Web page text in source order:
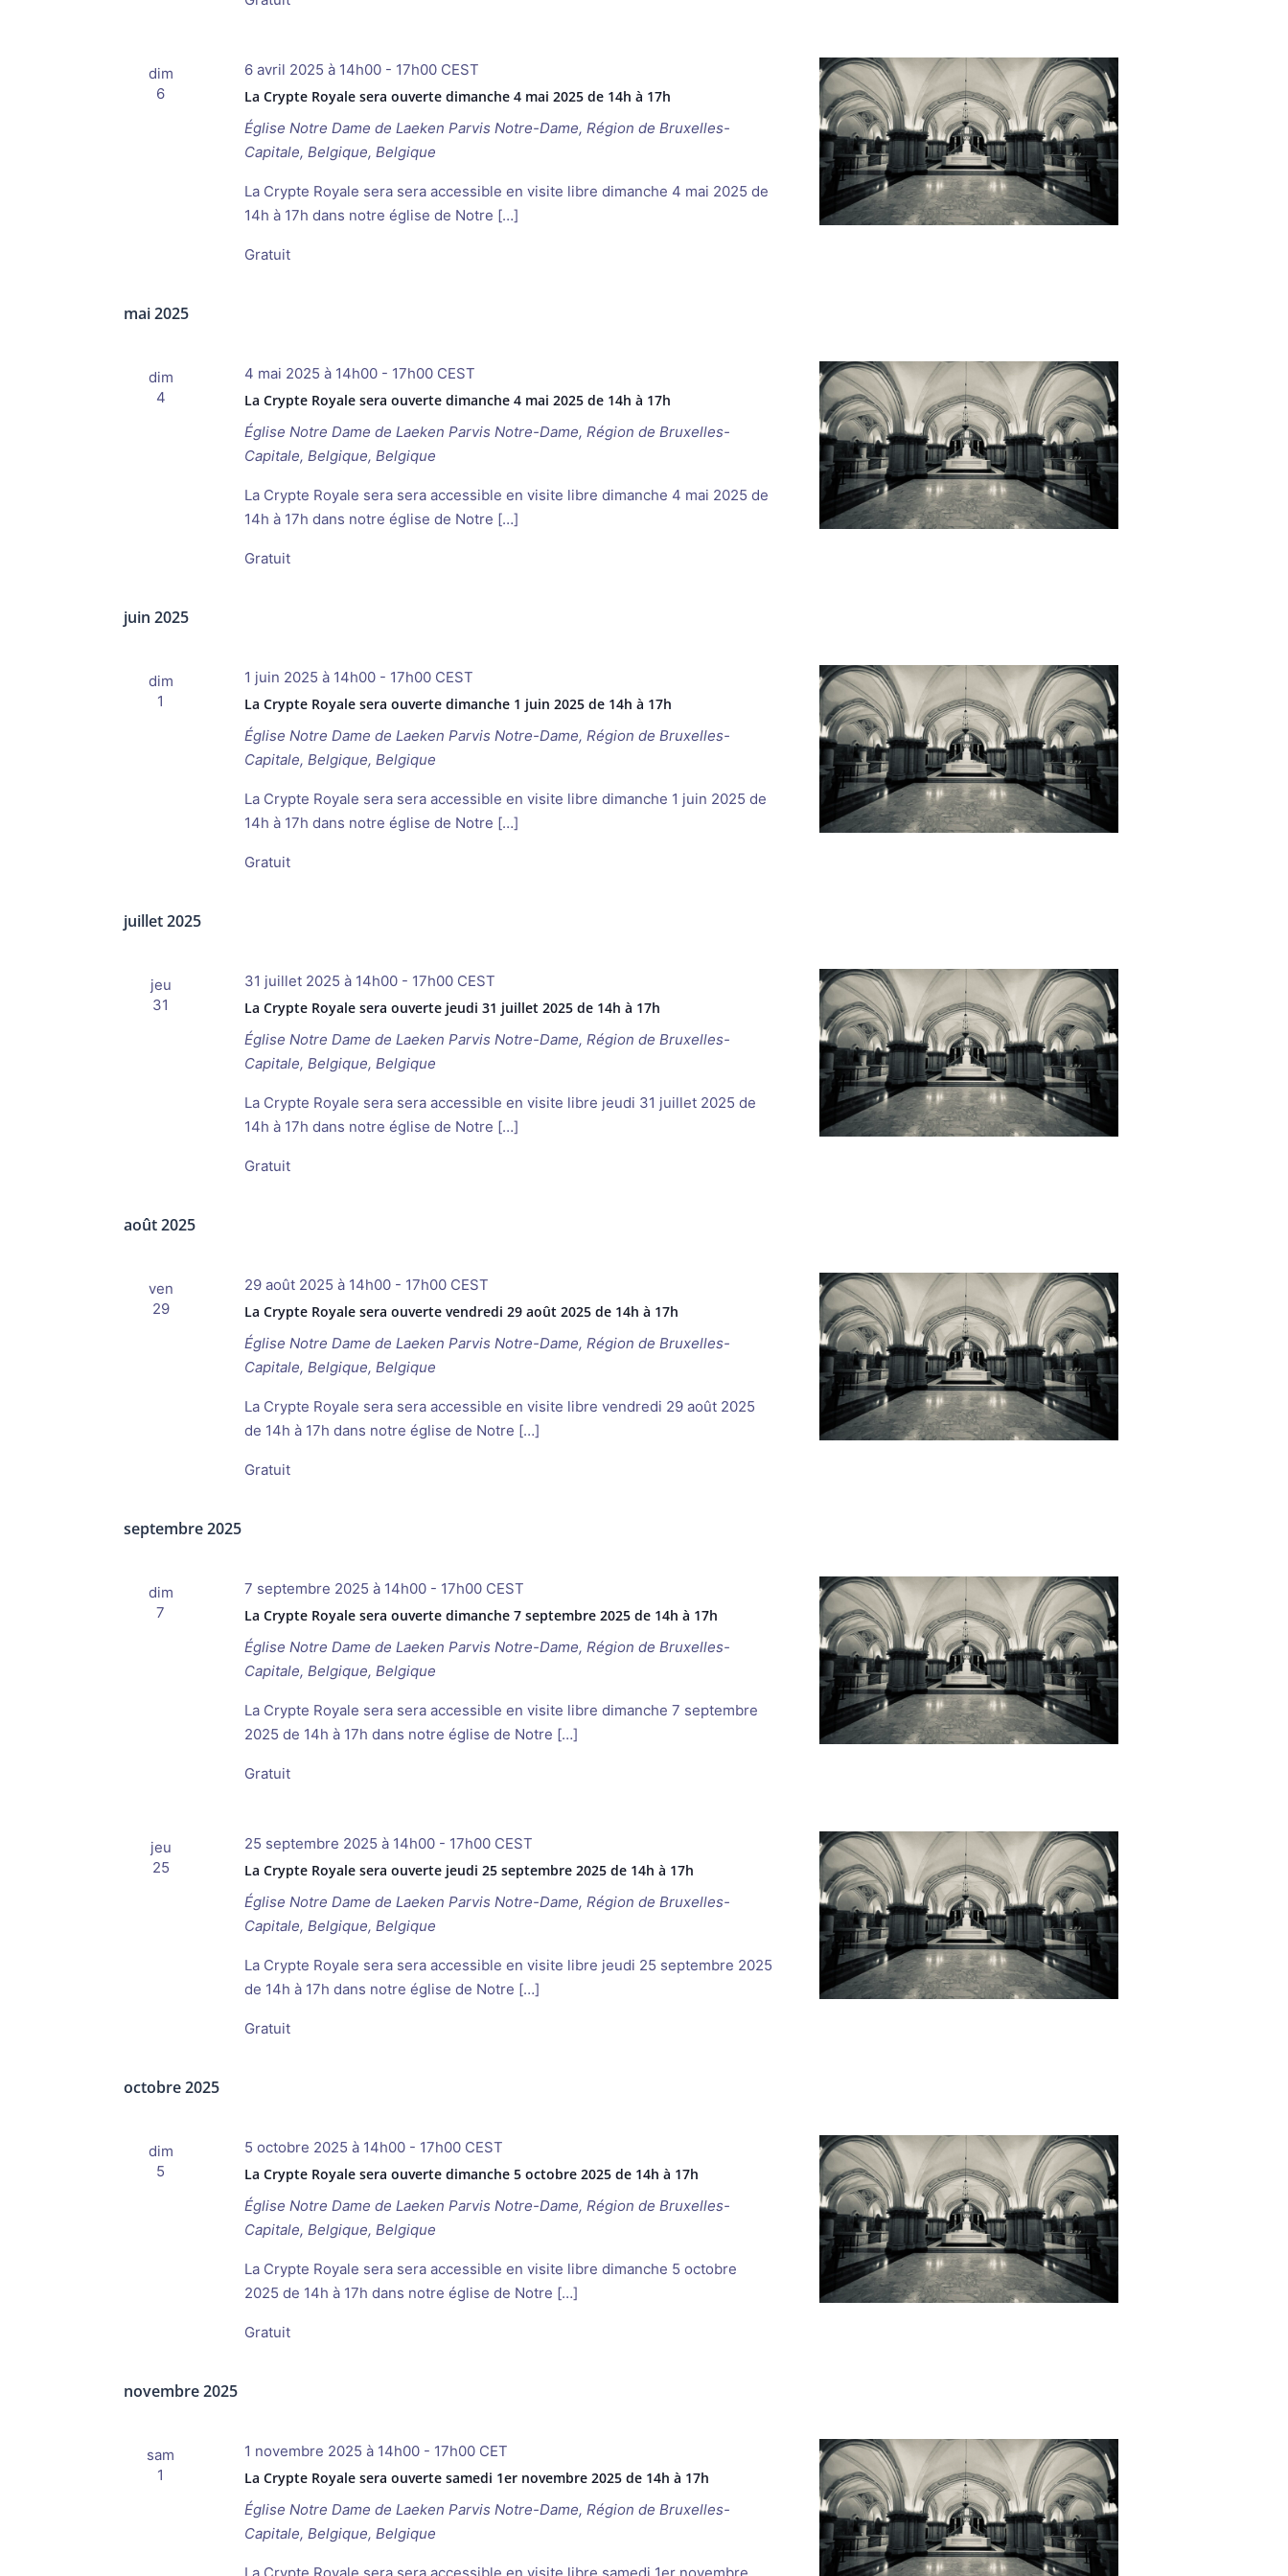
dim
6
La Crypte Royale sera ouverte dimanche 4 mai 2025 de 14h à 17h
6 avril 2025 à 14h00- 17h00 CEST
Église Notre Dame de Laeken Parvis Notre-Dame, Région de Bruxelles-
Capitale, Belgique, Belgique
La Crypte Royale sera sera accessible en visite libre dimanche 4 mai 2025 de
14h à 17h dans notre église de Notre […]
Gratuit
mai 2025
dim
4
La Crypte Royale sera ouverte dimanche 4 mai 2025 de 14h à 17h
4 mai 2025 à 14h00- 17h00 CEST
Église Notre Dame de Laeken Parvis Notre-Dame, Région de Bruxelles-
Capitale, Belgique, Belgique
La Crypte Royale sera sera accessible en visite libre dimanche 4 mai 2025 de
14h à 17h dans notre église de Notre […]
Gratuit
juin 2025
dim
1
La Crypte Royale sera ouverte dimanche 1 juin 2025 de 14h à 17h
1 juin 2025 à 14h00- 17h00 CEST
Église Notre Dame de Laeken Parvis Notre-Dame, Région de Bruxelles-
Capitale, Belgique, Belgique
La Crypte Royale sera sera accessible en visite libre dimanche 1 juin 2025 de
14h à 17h dans notre église de Notre […]
Gratuit
juillet 2025
jeu
31
La Crypte Royale sera ouverte jeudi 31 juillet 2025 de 14h à 17h
31 juillet 2025 à 14h00- 17h00 CEST
Église Notre Dame de Laeken Parvis Notre-Dame, Région de Bruxelles-
Capitale, Belgique, Belgique
La Crypte Royale sera sera accessible en visite libre jeudi 31 juillet 2025 de
14h à 17h dans notre église de Notre […]
Gratuit
août 2025
ven
29
La Crypte Royale sera ouverte vendredi 29 août 2025 de 14h à 17h
29 août 2025 à 14h00- 17h00 CEST
Église Notre Dame de Laeken Parvis Notre-Dame, Région de Bruxelles-
Capitale, Belgique, Belgique
La Crypte Royale sera sera accessible en visite libre vendredi 29 août 2025
de 14h à 17h dans notre église de Notre […]
Gratuit
septembre 2025
dim
7
La Crypte Royale sera ouverte dimanche 7 septembre 2025 de 14h à 17h
7 septembre 2025 à 14h00- 17h00 CEST
Église Notre Dame de Laeken Parvis Notre-Dame, Région de Bruxelles-
Capitale, Belgique, Belgique
La Crypte Royale sera sera accessible en visite libre dimanche 7 septembre
2025 de 14h à 17h dans notre église de Notre […]
Gratuit
jeu
25
La Crypte Royale sera ouverte jeudi 25 septembre 2025 de 14h à 17h
25 septembre 2025 à 14h00- 17h00 CEST
Église Notre Dame de Laeken Parvis Notre-Dame, Région de Bruxelles-
Capitale, Belgique, Belgique
La Crypte Royale sera sera accessible en visite libre jeudi 25 septembre 2025
de 14h à 17h dans notre église de Notre […]
Gratuit
octobre 2025
dim
5
La Crypte Royale sera ouverte dimanche 5 octobre 2025 de 14h à 17h
5 octobre 2025 à 14h00- 17h00 CEST
Église Notre Dame de Laeken Parvis Notre-Dame, Région de Bruxelles-
Capitale, Belgique, Belgique
La Crypte Royale sera sera accessible en visite libre dimanche 5 octobre
2025 de 14h à 17h dans notre église de Notre […]
Gratuit
novembre 2025
sam
1
La Crypte Royale sera ouverte samedi 1er novembre 2025 de 14h à 17h
1 novembre 2025 à 14h00- 17h00 CET
Église Notre Dame de Laeken Parvis Notre-Dame, Région de Bruxelles-
Capitale, Belgique, Belgique